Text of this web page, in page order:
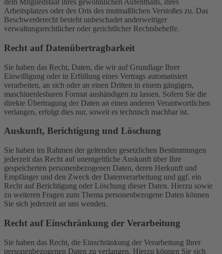
dem Mitgliedstaat ihres gewöhnlichen Aufenthalts, ihres
Arbeitsplatzes oder des Orts des mutmaßlichen Verstoßes zu. Das
Beschwerderecht besteht unbeschadet anderweitiger
verwaltungsrechtlicher oder gerichtlicher Rechtsbehelfe.
Recht auf Daten­übertrag­barkeit
Sie haben das Recht, Daten, die wir auf Grundlage Ihrer
Einwilligung oder in Erfüllung eines Vertrags automatisiert
verarbeiten, an sich oder an einen Dritten in einem gängigen,
maschinenlesbaren Format aushändigen zu lassen. Sofern Sie die
direkte Übertragung der Daten an einen anderen Verantwortlichen
verlangen, erfolgt dies nur, soweit es technisch machbar ist.
Auskunft, Berichtigung und Löschung
Sie haben im Rahmen der geltenden gesetzlichen Bestimmungen
jederzeit das Recht auf unentgeltliche Auskunft über Ihre
gespeicherten personenbezogenen Daten, deren Herkunft und
Empfänger und den Zweck der Datenverarbeitung und ggf. ein
Recht auf Berichtigung oder Löschung dieser Daten. Hierzu sowie
zu weiteren Fragen zum Thema personenbezogene Daten können
Sie sich jederzeit an uns wenden.
Recht auf Einschränkung der Verarbeitung
Sie haben das Recht, die Einschränkung der Verarbeitung Ihrer
personenbezogenen Daten zu verlangen. Hierzu können Sie sich